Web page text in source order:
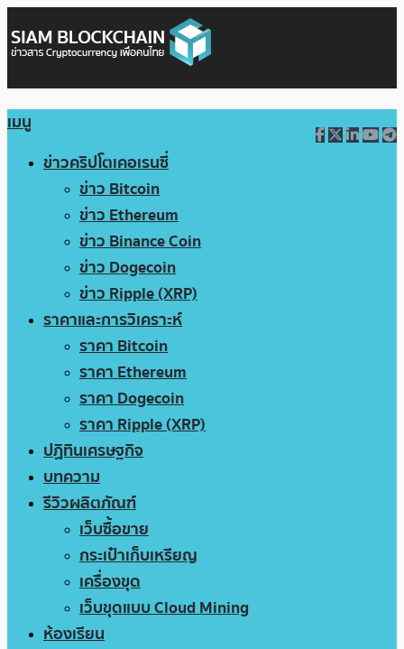
เมนู
ข่าวคริปโตเคอเรนซี่
ข่าว Bitcoin
ข่าว Ethereum
ข่าว Binance Coin
ข่าว Dogecoin
ข่าว Ripple (XRP)
ราคาและการวิเคราะห์
ราคา Bitcoin
ราคา Ethereum
ราคา Dogecoin
ราคา Ripple (XRP)
ปฏิทินเศรษฐกิจ
บทความ
รีวิวผลิตภัณฑ์
เว็บซื้อขาย
กระเป๋าเก็บเหรียญ
เครื่องขุด
เว็บขุดแบบ Cloud Mining
ห้องเรียน